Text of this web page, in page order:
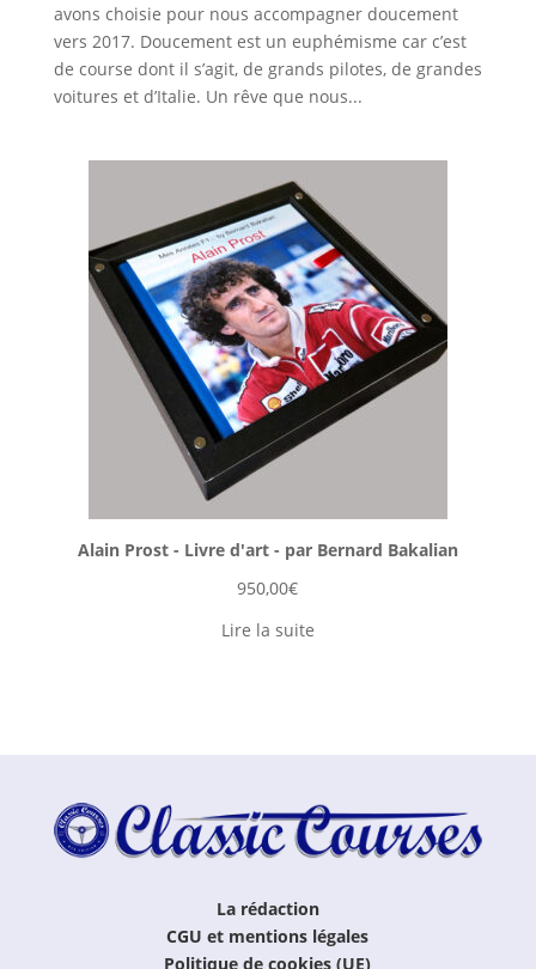
avons choisie pour nous accompagner doucement
vers 2017. Doucement est un euphémisme car c’est
de course dont il s’agit, de grands pilotes, de grandes
voitures et d’Italie. Un rêve que nous...
Alain Prost - Livre d'art - par Bernard Bakalian
950,00€
Lire la suite
La rédaction
CGU et mentions légales
Politique de cookies (UE)